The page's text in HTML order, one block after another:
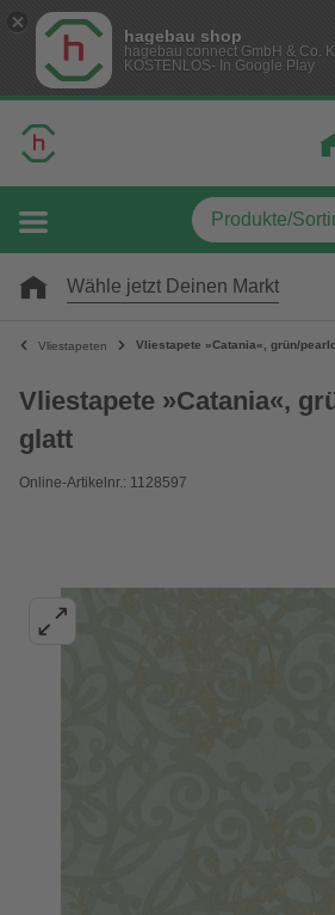
hagebau shop
hagebau connect GmbH & Co.
KOSTENLOS- In Google Play
Wähle jetzt Deinen Markt
Vliestapeten Vliestapete »Catania«, grün/
Vliestapete »Catania«,
glatt
Online-Artikelnr.: 1128597